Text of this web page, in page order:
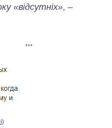
«відсутніх», –